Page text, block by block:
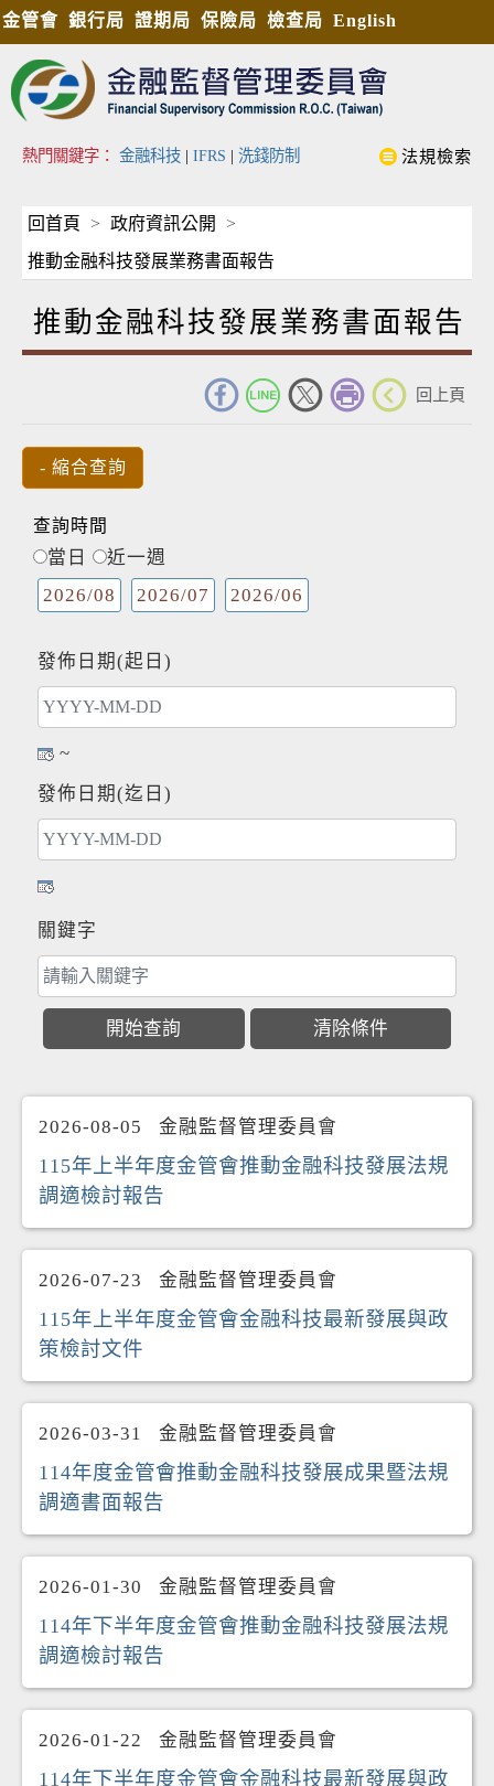
金管會 銀行局 證期局 保險局 檢查局 English
熱門關鍵字： 金融科技 | IFRS | 洗錢防制 法規檢索
回首頁
政府資訊公開
推動金融科技發展業務書面報告
推動金融科技發展業務書面報告
回上頁
查詢時間
當日
近一週
2026/08
2026/07 2026/06
發佈日期(起日)
~
發佈日期(迄日)
關鍵字
2026-08-05 金融監督管理委員會
115年上半年度金管會推動金融科技發展法規
調適檢討報告
2026-07-23 金融監督管理委員會
115年上半年度金管會金融科技最新發展與政
策檢討文件
2026-03-31 金融監督管理委員會
114年度金管會推動金融科技發展成果暨法規
調適書面報告
2026-01-30 金融監督管理委員會
114年下半年度金管會推動金融科技發展法規
調適檢討報告
2026-01-22 金融監督管理委員會
114年下半年度金管會金融科技最新發展與政